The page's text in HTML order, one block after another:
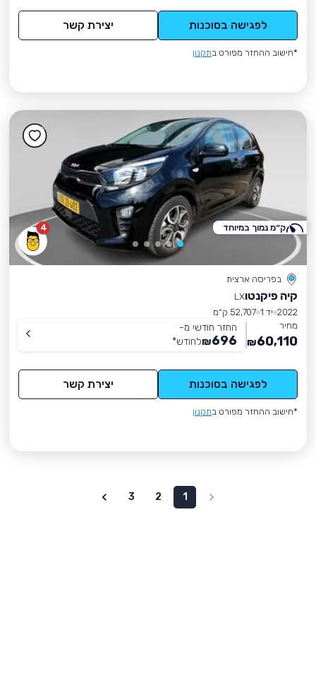
לפגישה בסוכנות יצירת קשר
*חישוב ההחזר מפורט בתקנון
4
בפריסה ארצית
קיה פיקנטוLX
2022 יד 1
52,707 ק״מ
מחיר
60,110
₪
החזר חודשי מ-
696
₪לחודש*
לפגישה בסוכנות יצירת קשר
*חישוב ההחזר מפורט בתקנון
ק״מ נמוך במיוחד
1
2
3